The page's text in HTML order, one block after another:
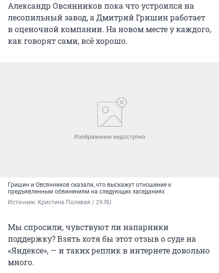
Александр Овсянников пока что устроился на
лесопильный завод, а Дмитрий Гришин работает
в оценочной компании. На новом месте у каждого,
как говорят сами, всё хорошо.
Гришин и Овсянников сказали, что выскажут отношение к
предъявленным обвинениям на следующих заседаниях
Источник: Кристина Полевая / 29.RU
Мы спросили, чувствуют ли напарники
поддержку? Взять хотя бы этот отзыв о суде на
«Яндексе», — и таких реплик в интернете довольно
много.